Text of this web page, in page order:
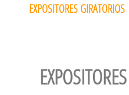
EXPOSITORES GIRATORIOS